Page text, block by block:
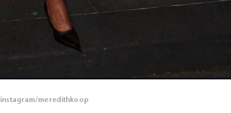
instagram/meredithkoop